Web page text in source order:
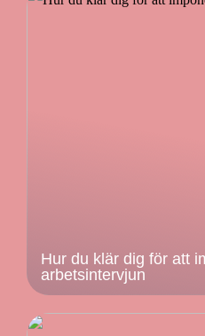
Hur du klär dig för att
arbetsintervjun